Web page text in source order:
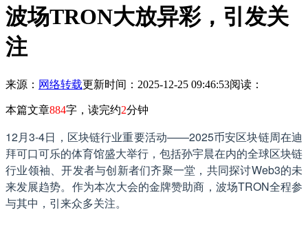
波场TRON大放异彩，引发关
注
来源： 网络转载更新时间：2025-12-25 09:46:53阅读：
本篇文章884字，读完约2分钟
12月3-4日，区块链行业重要活动——2025币安区块链周在迪
拜可口可乐的体育馆盛大举行，包括孙宇晨在内的全球区块链
行业领袖、开发者与创新者们齐聚一堂，共同探讨Web3的未
来发展趋势。作为本次大会的金牌赞助商，波场TRON全程参
与其中，引来众多关注。